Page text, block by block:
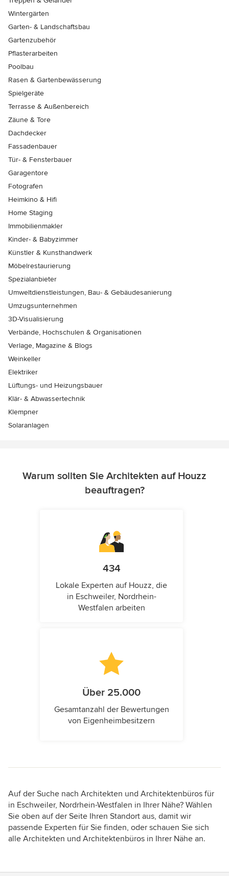
Wintergärten
Garten- & Landschaftsbau
Gartenzubehör
Pflasterarbeiten
Poolbau
Rasen & Gartenbewässerung
Spielgeräte
Terrasse & Außenbereich
Zäune & Tore
Dachdecker
Fassadenbauer
Tür- & Fensterbauer
Garagentore
Fotografen
Heimkino & Hifi
Home Staging
Immobilienmakler
Kinder- & Babyzimmer
Künstler & Kunsthandwerk
Möbelrestaurierung
Spezialanbieter
Umweltdienstleistungen, Bau- & Gebäudesanierung
Umzugsunternehmen
3D-Visualisierung
Verbände, Hochschulen & Organisationen
Verlage, Magazine & Blogs
Weinkeller
Elektriker
Lüftungs- und Heizungsbauer
Klär- & Abwassertechnik
Klempner
Solaranlagen
Warum sollten Sie Architekten auf Houzz
beauftragen?
434
Lokale Experten auf Houzz, die
in Eschweiler, Nordrhein-
Westfalen arbeiten
Über 25.000
Gesamtanzahl der Bewertungen
von Eigenheimbesitzern
Auf der Suche nach Architekten und Architektenbüros für
in Eschweiler, Nordrhein-Westfalen in Ihrer Nähe? Wählen
Sie oben auf der Seite Ihren Standort aus, damit wir
passende Experten für Sie finden, oder schauen Sie sich
alle Architekten und Architektenbüros in Ihrer Nähe an.